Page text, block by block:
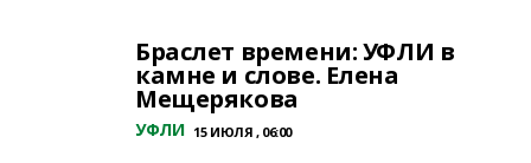
Браслет времени: УФЛИ в
камне и слове. Елена
Мещерякова
УФЛИ 15 ИЮЛЯ , 06:00